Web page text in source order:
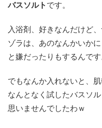
バスソルト です。
入浴剤、好きなんだけど
ゾラは、あのなんかいか
と嫌だったりもするんです
でもなんか入れないと、
なんとなく試したバスソ
思いませんでしたわｗ